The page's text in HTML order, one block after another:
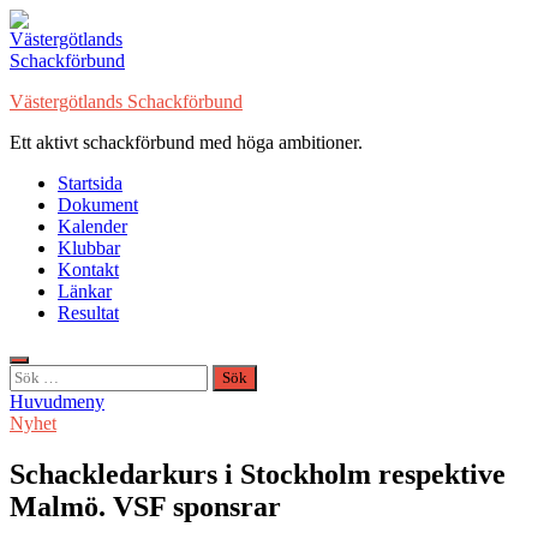
Hoppa
till
innehåll
Västergötlands Schackförbund
Ett aktivt schackförbund med höga ambitioner.
Startsida
Dokument
Kalender
Klubbar
Kontakt
Länkar
Resultat
Sök
efter:
Huvudmeny
Nyhet
Schackledarkurs i Stockholm respektive
Malmö. VSF sponsrar